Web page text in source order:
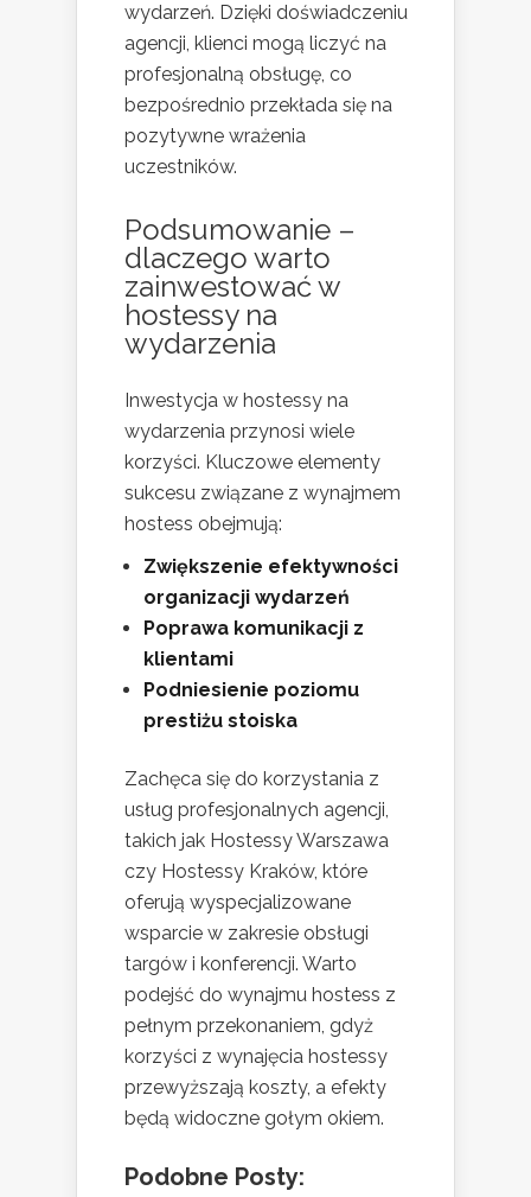
wydarzeń. Dzięki doświadczeniu
agencji, klienci mogą liczyć na
profesjonalną obsługę, co
bezpośrednio przekłada się na
pozytywne wrażenia
uczestników.
Podsumowanie –
dlaczego warto
zainwestować w
hostessy na
wydarzenia
Inwestycja w hostessy na
wydarzenia przynosi wiele
korzyści. Kluczowe elementy
sukcesu związane z wynajmem
hostess obejmują:
Zwiększenie efektywności
organizacji wydarzeń
Poprawa komunikacji z
klientami
Podniesienie poziomu
prestiżu stoiska
Zachęca się do korzystania z
usług profesjonalnych agencji,
takich jak Hostessy Warszawa
czy Hostessy Kraków, które
oferują wyspecjalizowane
wsparcie w zakresie obsługi
targów i konferencji. Warto
podejść do wynajmu hostess z
pełnym przekonaniem, gdyż
korzyści z wynajęcia hostessy
przewyższają koszty, a efekty
będą widoczne gołym okiem.
Podobne Posty: